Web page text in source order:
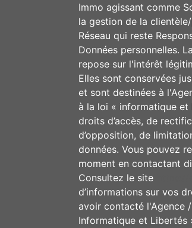
Immo agissant comme
la gestion de la
Réseau qui reste
Données personnelles.
repose sur l'intérêt
Elles sont conservées
et sont destinées à
à la loi « informatique
droits d’accès, de
d’opposition, de
données. Vous pouvez
moment en contactant
Consultez le site
d’informations sur vos
avoir contacté l'Agence
Informatique et Libertés